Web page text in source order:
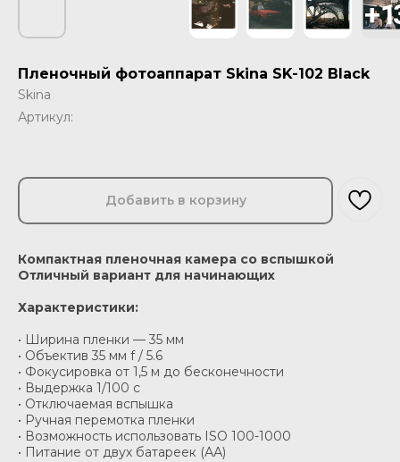
Пленочный фотоаппарат Skina SK-102 Black
Skina
Артикул:
Добавить в корзину
Компактная пленочная камера со вспышкой
Отличный вариант для начинающих
Характеристики:
• Ширина пленки — 35 мм
• Объектив 35 мм f / 5.6
• Фокусировка от 1,5 м до бесконечности
• Выдержка 1/100 c
• Отключаемая вспышка
• Ручная перемотка пленки
• Возможность использовать ISO 100-1000
• Питание от двух батареек (АА)